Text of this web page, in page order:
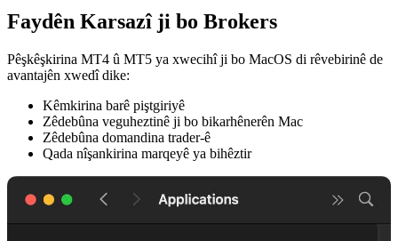
Faydên Karsazî ji bo Brokers
Pêşkêşkirina MT4 û MT5 ya xwecihî ji bo MacOS di rêvebirinê de
avantajên xwedî dike:
Kêmkirina barê piştgiriyê
Zêdebûna veguheztinê ji bo bikarhênerên Mac
Zêdebûna domandina trader-ê
Qada nîşankirina marqeyê ya bihêztir